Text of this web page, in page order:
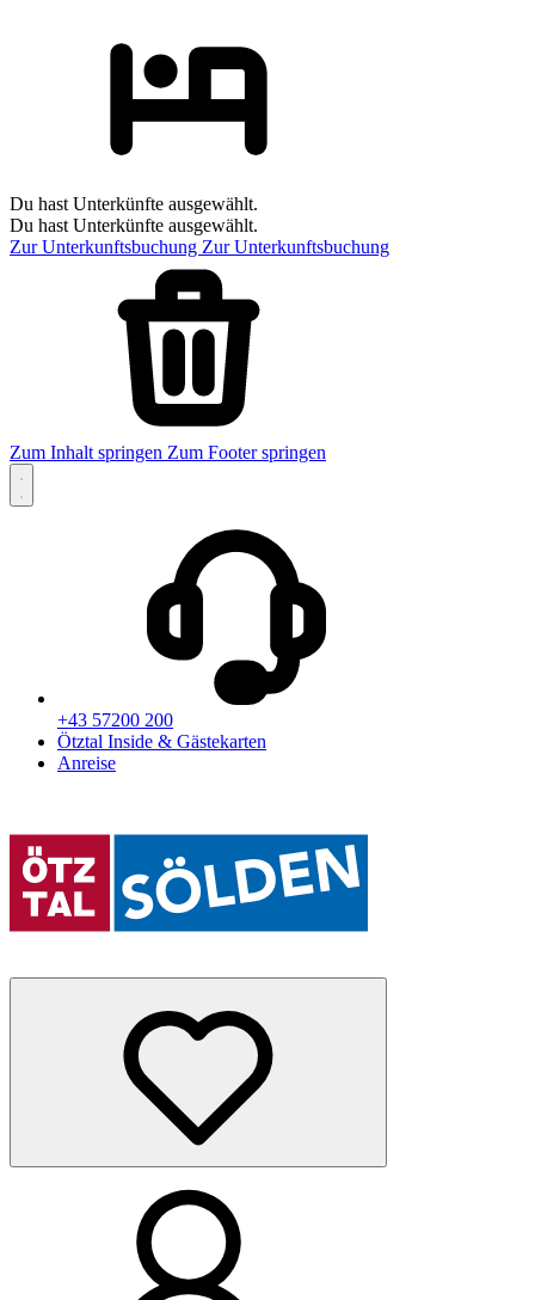
Du hast Unterkünfte ausgewählt.
Du hast Unterkünfte ausgewählt.
Zur Unterkunftsbuchung Zur Unterkunftsbuchung
Zum Inhalt springen Zum Footer springen
+43 57200 200
Ötztal Inside & Gästekarten
Anreise